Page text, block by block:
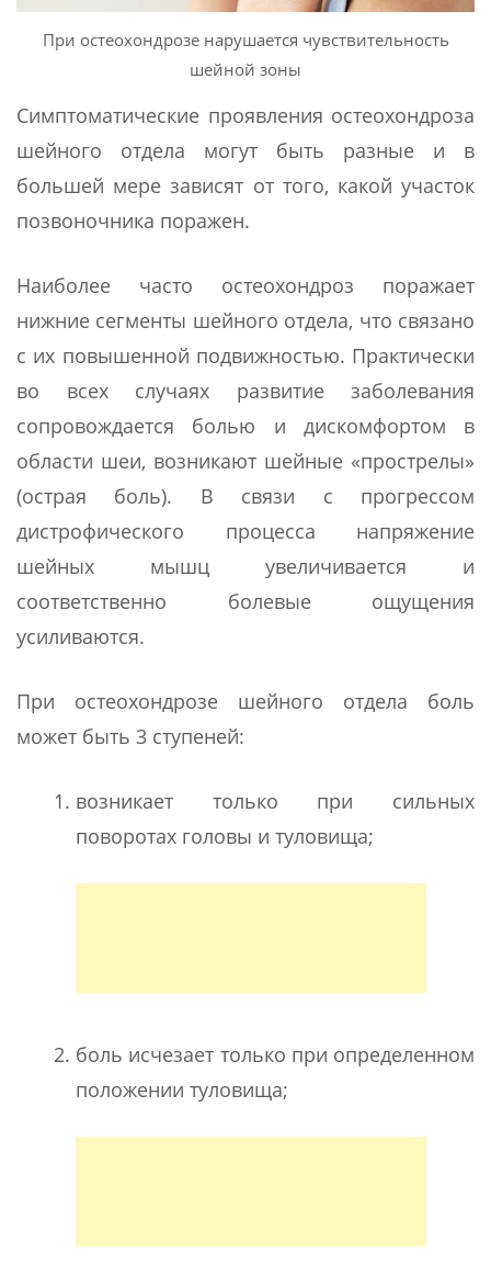
При остеохондрозе нарушается чувствительность
шейной зоны
Симптоматические проявления остеохондроза
шейного отдела могут быть разные и в
большей мере зависят от того, какой участок
позвоночника поражен.
Наиболее часто остеохондроз поражает
нижние сегменты шейного отдела, что связано
с их повышенной подвижностью. Практически
во всех случаях развитие заболевания
сопровождается болью и дискомфортом в
области шеи, возникают шейные «прострелы»
(острая боль). В связи с прогрессом
дистрофического процесса напряжение
шейных мышц увеличивается и
соответственно болевые ощущения
усиливаются.
При остеохондрозе шейного отдела боль
может быть 3 ступеней:
возникает только при сильных
поворотах головы и туловища;
боль исчезает только при определенном
положении туловища;